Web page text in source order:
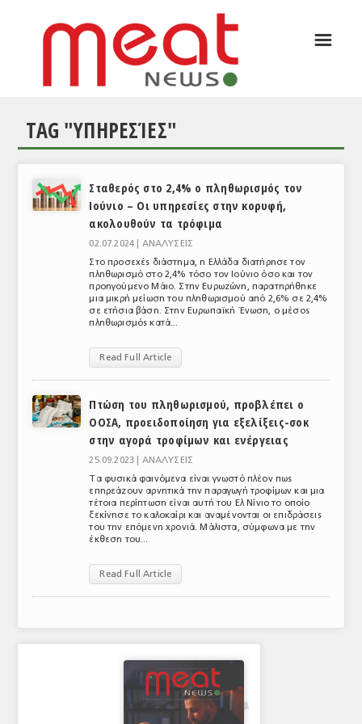
ΕΙΔΗΣΕΙΣ
ΘΕΜΑΤΑ
ΕΥΡΩΠΑΪΚΕΣ ΑΠΟΦΑΣΕΙΣ
ΕΜΠΟΡΙΚΟΣ ΚΑΤΑΛΟΓΟΣ
ΠΑΡΑΓΩΓΗ & ΕΜΠΟΡΙΑ
ΝΟΜΟΘΕΣΙΑ
ΕΥΡΩΠΑΪΚΗ ΝΟΜΟΘΕΣΙΑ
☰
TAG "ΥΠΗΡΕΣΊΕΣ"
Σταθερός στο 2,4% ο πληθωρισμός τον
Ιούνιο – Οι υπηρεσίες στην κορυφή,
ακολουθούν τα τρόφιμα
02.07.2024 | ΑΝΑΛΥΣΕΙΣ
Στο προσεχές διάστημα, η Ελλάδα διατήρησε τον
πληθωρισμό στο 2,4% τόσο τον Ιούνιο όσο και τον
προηγούμενο Μάιο. Στην Ευρωζώνη, παρατηρήθηκε
μια μικρή μείωση του πληθωρισμού από 2,6% σε 2,4%
σε ετήσια βάση. Στην Ευρωπαϊκή Ένωση, ο μέσος
πληθωρισμός κατά...
Read Full Article
Πτώση του πληθωρισμού, προβλέπει ο
ΟΟΣΑ, προειδοποίηση για εξελίξεις-σοκ
στην αγορά τροφίμων και ενέργειας
25.09.2023 | ΑΝΑΛΥΣΕΙΣ
Τα φυσικά φαινόμενα είναι γνωστό πλέον πως
επηρεάζουν αρνητικά την παραγωγή τροφίμων και μια
τέτοια περίπτωση είναι αυτή του Ελ Νίνιο το οποίο
ξεκίνησε το καλοκαίρι και αναμένονται οι επιδράσεις
του την επόμενη χρονιά. Μάλιστα, σύμφωνα με την
έκθεση του...
Read Full Article